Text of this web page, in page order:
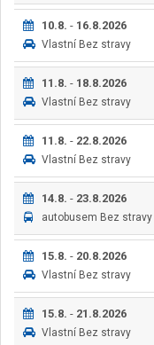
10.8. - 16.8.2026
Vlastní Bez stravy
11.8. - 18.8.2026
Vlastní Bez stravy
11.8. - 22.8.2026
Vlastní Bez stravy
14.8. - 23.8.2026
autobusem Bez stravy
15.8. - 20.8.2026
Vlastní Bez stravy
15.8. - 21.8.2026
Vlastní Bez stravy